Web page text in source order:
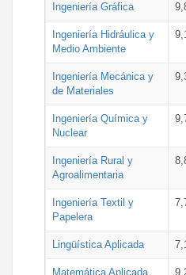
Ingeniería Gráfica
Ingeniería Hidráulica y
Medio Ambiente
Ingeniería Mecánica y
de Materiales
Ingeniería Química y
Nuclear
Ingeniería Rural y
Agroalimentaria
Ingeniería Textil y
Papelera
Lingüística Aplicada
Matemática Aplicada